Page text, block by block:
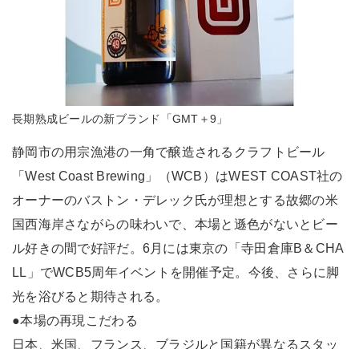
長期熟成ビールの新ブランド「GMT＋9」
静岡市の用宗漁港の一角で醸造されるクラフトビール
「West Coast Brewing」（WCB）はWEST COAST社の
オーナーのバストン・デレック氏が理想とする故郷の米
国西海岸さながらの味わいで、本場と遜色がないとビー
ル好きの間で好評だ。6月には東京の「寺田倉庫B＆CHA
LL」でWCB5周年イベントを開催予定。今後、さらに脚
光を浴びると期待される。
●本場の再現こだわる
日本、米国、フランス、ブラジルと国籍が異なるスタッ